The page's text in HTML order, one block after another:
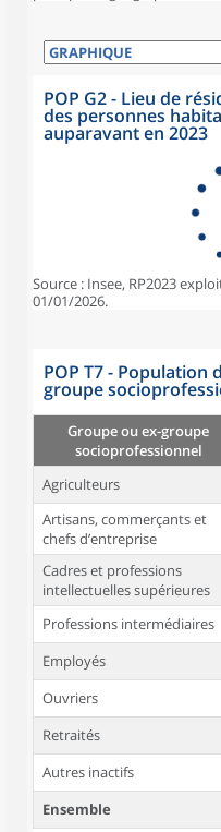
POP G2 - Lieu de
des personnes
auparavant en 2023
Source : Insee, RP2023
01/01/2026.
POP T7 - Population
groupe
Groupe ou ex-groupe
socioprofessionnel
Agriculteurs
Artisans, commerçants et
chefs d’entreprise
Cadres et professions
intellectuelles supérieures
Professions intermédiaires
Employés
Ouvriers
Retraités
Autres inactifs
Ensemble